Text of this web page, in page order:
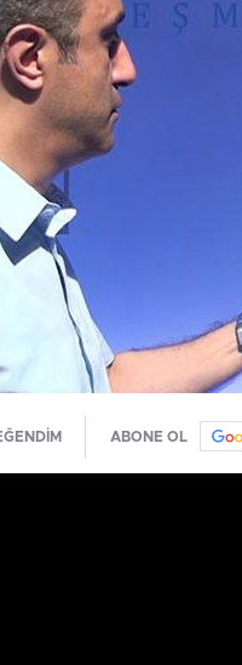
ABONE OL